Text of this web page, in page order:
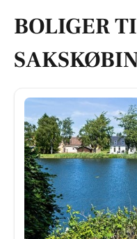
BOLIGER